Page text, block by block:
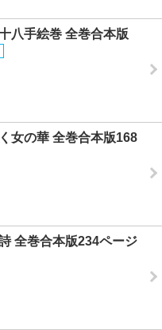
八手絵巻 全巻合本版
女の華 全巻合本版168
全巻合本版234ページ